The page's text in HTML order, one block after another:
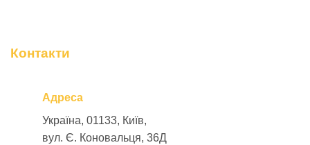
Контакти
Адреса
Україна, 01133, Київ,
вул. Є. Коновальця, 36Д